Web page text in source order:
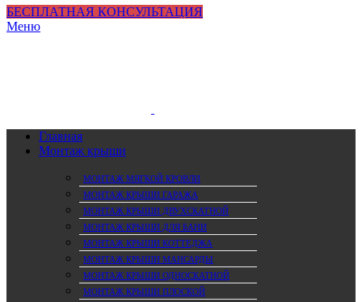
БЕСПЛАТНАЯ КОНСУЛЬТАЦИЯ
Меню
Главная
Монтаж крыши
МОНТАЖ МЯГКОЙ КРОВЛИ
МОНТАЖ КРЫШИ ГАРАЖА
МОНТАЖ КРЫШИ ДВУХСКАТНОЙ
МОНТАЖ КРЫШИ ДЛЯ БАНИ
МОНТАЖ КРЫШИ КОТТЕДЖА
МОНТАЖ КРЫШИ МАНСАРДЫ
МОНТАЖ КРЫШИ ОДНОСКАТНОЙ
МОНТАЖ КРЫШИ ПЛОСКОЙ